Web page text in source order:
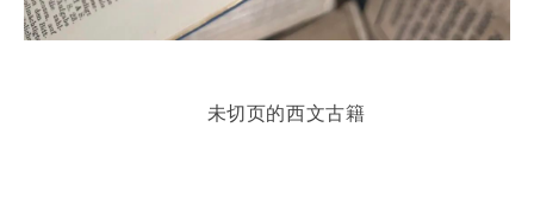
未切页的西文古籍